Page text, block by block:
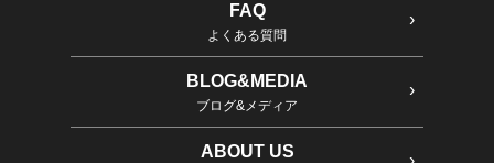
FAQ
よくある質問
BLOG&MEDIA
ブログ&メディア
ABOUT US